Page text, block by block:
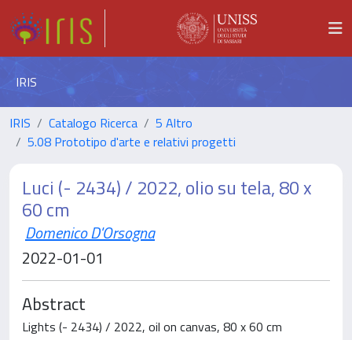
IRIS
IRIS Catalogo Ricerca
5 Altro
5.08 Prototipo d'arte e relativi progetti
Luci (- 2434) / 2022, olio su tela, 80 x
60 cm
Domenico D'Orsogna
2022-01-01
Abstract
Lights (- 2434) / 2022, oil on canvas, 80 x 60 cm